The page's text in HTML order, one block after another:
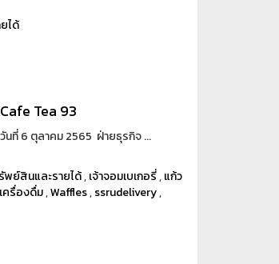
ได้
Tea 93
นที่ 6 ตุลาคม 2565 ฝ่ายธุรกิจ ...
พย์สินและรายได้,เจ้าจอมเบเกอรี่,แก้ว
ครื่องดื่ม,Waffles,ssrudelivery,